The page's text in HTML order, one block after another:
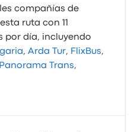
compañías de
ruta con 11
por día, incluyendo
,Arda Tur, FlixBus,
Panorama Trans,